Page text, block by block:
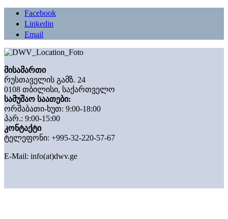
Facebook
Linkedin
Email
მისამართი
რუსთაველის გამზ. 24
0108 თბილისი, საქართველო
სამუშაო საათები:
ორშაბათი-ხუთ: 9:00-18:00
პარ.: 9:00-15:00
კონტაქტი
ტელეფონი: +995-32-220-57-67
E-Mail: info(at)dwv.ge